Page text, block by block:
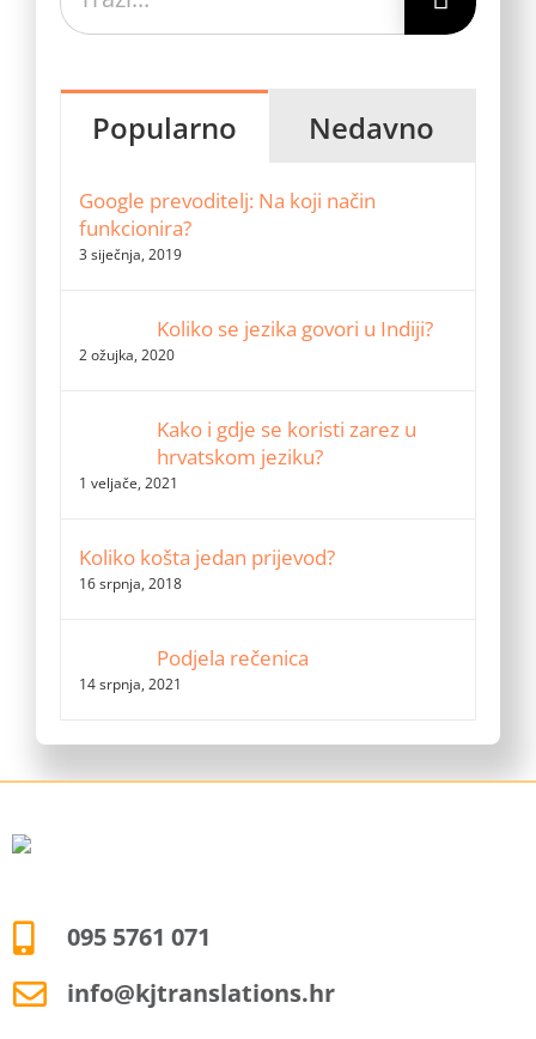
Popularno Nedavno
Google prevoditelj: Na koji način
funkcionira?
3 siječnja, 2019
Koliko se jezika govori u Indiji?
2 ožujka, 2020
Kako i gdje se koristi zarez u
hrvatskom jeziku?
1 veljače, 2021
Koliko košta jedan prijevod?
16 srpnja, 2018
Podjela rečenica
14 srpnja, 2021
095 5761 071
info@kjtranslations.hr